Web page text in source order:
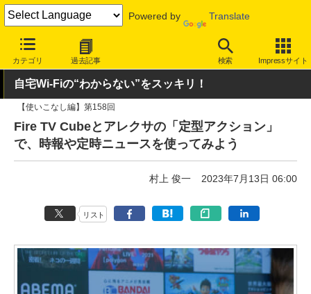
Powered by Translate
カテゴリ 過去記事 検索 Impressサイト
INTERNET Watch ハードウェア その他
自宅Wi-Fiの“わからない”をスッキリ！
【使いこなし編】第158回
Fire TV Cubeとアレクサの「定型アクション」
で、時報や定時ニュースを使ってみよう
村上 俊一 2023年7月13日 06:00
リスト